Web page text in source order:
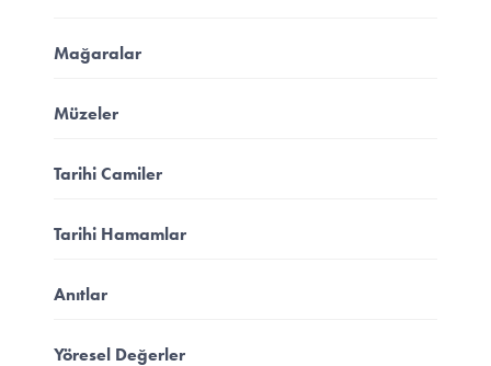
Mağaralar
Müzeler
Tarihi Camiler
Tarihi Hamamlar
Anıtlar
Yöresel Değerler